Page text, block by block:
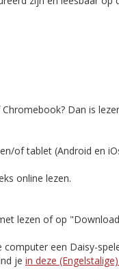
Dan is
of tablet (Android en
online lezen.
lezen of op
computer een Daisy-
je in deze